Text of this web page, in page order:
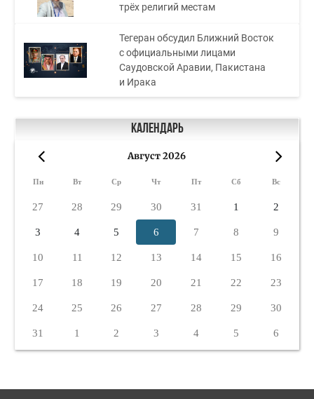
трёх религий местам
Тегеран обсудил Ближний Восток
с официальными лицами
Саудовской Аравии, Пакистана
и Ирака
Календарь
Август 2026
Пн Вт Ср Чт Пт Сб Вс
27 28 29 30 31 1 2
3 4 5 6 7 8 9
10 11 12 13 14 15 16
17 18 19 20 21 22 23
24 25 26 27 28 29 30
31 1 2 3 4 5 6